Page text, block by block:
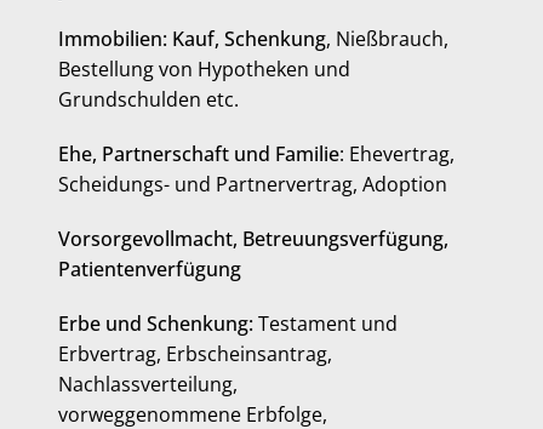
Immobilien: Kauf, Schenkung, Nießbrauch,
Bestellung von Hypotheken und
Grundschulden etc.
Ehe, Partnerschaft und Familie: Ehevertrag,
Scheidungs- und Partnervertrag, Adoption
Vorsorgevollmacht, Betreuungsverfügung,
Patientenverfügung
Erbe und Schenkung:Testament und
Erbvertrag, Erbscheinsantrag,
Nachlassverteilung,
vorweggenommene Erbfolge,